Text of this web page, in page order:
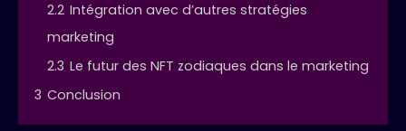
2.2 Intégration avec d’autres stratégies
marketing
2.3 Le futur des NFT zodiaques dans le marketing
3 Conclusion